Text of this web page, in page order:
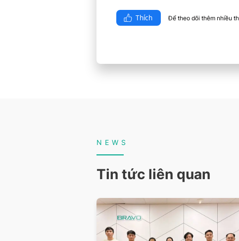
Thích Để theo dõi thêm nhiều
NEWS
Tin tức liên quan